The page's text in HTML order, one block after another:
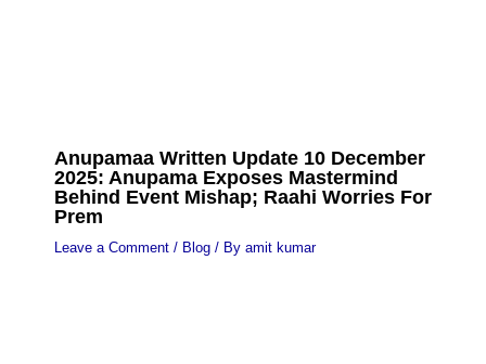
Anupamaa Written Update 10 December
2025: Anupama Exposes Mastermind
Behind Event Mishap; Raahi Worries For
Prem
Leave a Comment / Blog/ By amit kumar